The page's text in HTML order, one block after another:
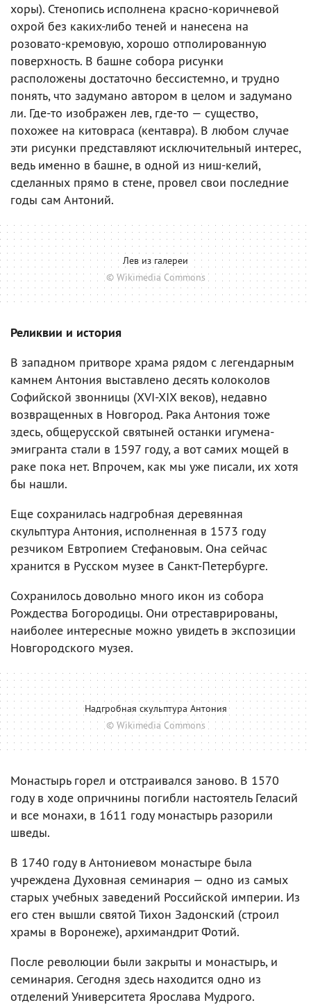
хоры). Стенопись исполнена красно-коричневой
охрой без каких-либо теней и нанесена на
розовато-кремовую, хорошо отполированную
поверхность. В башне собора рисунки
расположены достаточно бессистемно, и трудно
понять, что задумано автором в целом и задумано
ли. Где-то изображен лев, где-то — существо,
похожее на китовраса (кентавра). В любом случае
эти рисунки представляют исключительный интерес,
ведь именно в башне, в одной из ниш-келий,
сделанных прямо в стене, провел свои последние
годы сам Антоний.
Лев из галереи
© Wikimedia Commons
Реликвии и история
В западном притворе храма рядом с легендарным
камнем Антония выставлено десять колоколов
Софийской звонницы (XVI-XIX веков), недавно
возвращенных в Новгород. Рака Антония тоже
здесь, общерусской святыней останки игумена-
эмигранта стали в 1597 году, а вот самих мощей в
раке пока нет. Впрочем, как мы уже писали, их хотя
бы нашли.
Еще сохранилась надгробная деревянная
скульптура Антония, исполненная в 1573 году
резчиком Евтропием Стефановым. Она сейчас
хранится в Русском музее в Санкт-Петербурге.
Сохранилось довольно много икон из собора
Рождества Богородицы. Они отреставрированы,
наиболее интересные можно увидеть в экспозиции
Новгородского музея.
Надгробная скульптура Антония
© Wikimedia Commons
Монастырь горел и отстраивался заново. В 1570
году в ходе опричнины погибли настоятель Геласий
и все монахи, в 1611 году монастырь разорили
шведы.
В 1740 году в Антониевом монастыре была
учреждена Духовная семинария — одно из самых
старых учебных заведений Российской империи. Из
его стен вышли святой Тихон Задонский (строил
храмы в Воронеже), архимандрит Фотий.
После революции были закрыты и монастырь, и
семинария. Сегодня здесь находится одно из
отделений Университета Ярослава Мудрого.